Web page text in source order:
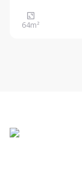
estar/jantar,
central, 01
64m²